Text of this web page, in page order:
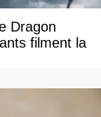
Dragon
filment la